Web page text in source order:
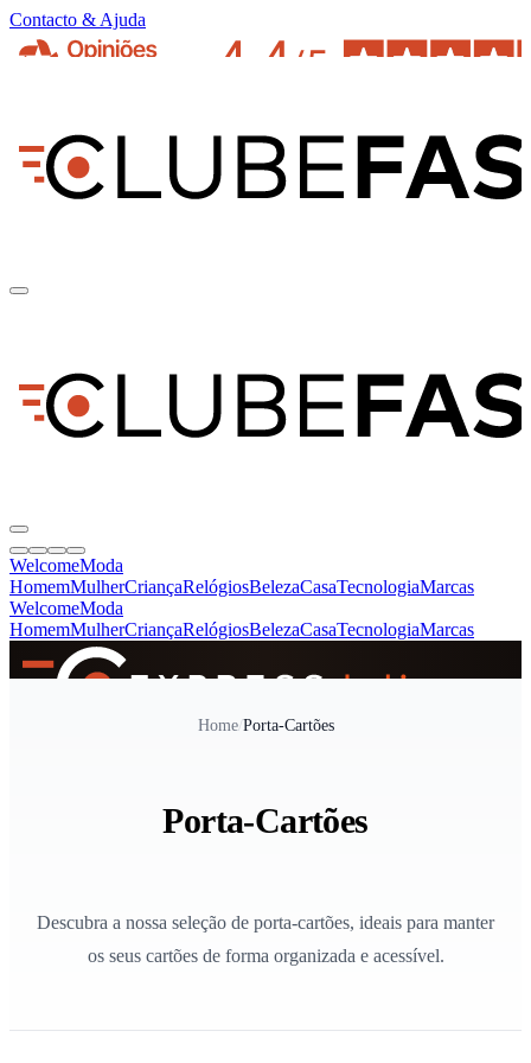
Contacto & Ajuda
WelcomeModa
HomemMulherCriançaRelógiosBelezaCasaTecnologiaMarcas
WelcomeModa
HomemMulherCriançaRelógiosBelezaCasaTecnologiaMarcas
Home/Porta-Cartões
Porta-Cartões
Descubra a nossa seleção de porta-cartões, ideais para manter
os seus cartões de forma organizada e acessível.